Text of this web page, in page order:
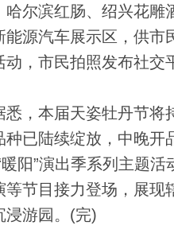
哈尔滨红肠、绍兴花雕
能源汽车展示区，供市
动，市民拍照发布社交
本届天姿牡丹节将持
种已陆续绽放，中晚开
暖阳”演出季系列主题
等节目接力登场，展现
浸游园。(完)